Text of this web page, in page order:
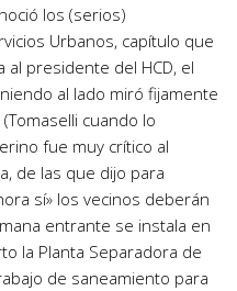
los (serios)
Urbanos, capítulo que
al presidente del HCD, el
al lado miró fijamente
cuando lo
fue muy crítico al
de las que dijo para
sí» los vecinos deberán
entrante se instala en
la Planta Separadora de
de saneamiento para